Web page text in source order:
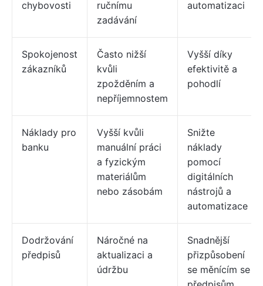
chybovosti
ručnímu
zadávání
automatizaci
Spokojenost
zákazníků
Často nižší
kvůli
zpožděním a
nepříjemnostem
Vyšší díky
efektivitě a
pohodlí
Náklady pro
banku
Vyšší kvůli
manuální práci
a fyzickým
materiálům
nebo zásobám
Snižte
náklady
pomocí
digitálních
nástrojů a
automatizace
Dodržování
předpisů
Náročné na
aktualizaci a
údržbu
Snadnější
přizpůsobení
se měnícím se